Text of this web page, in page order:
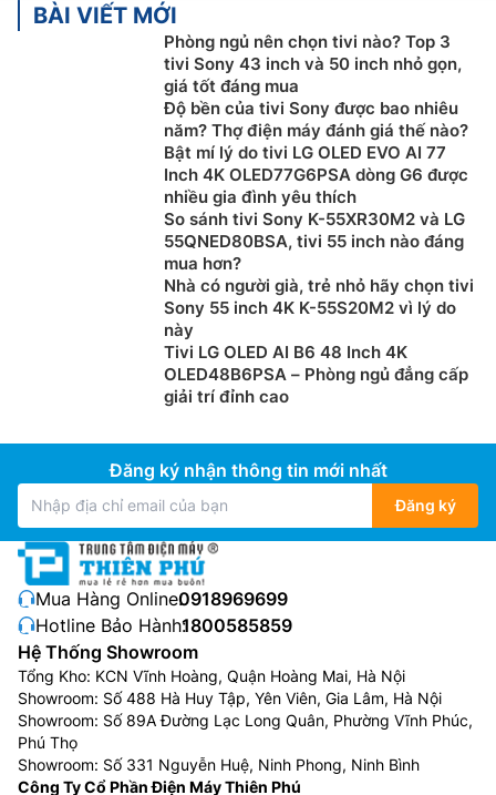
BÀI VIẾT MỚI
Phòng ngủ nên chọn tivi nào? Top 3
tivi Sony 43 inch và 50 inch nhỏ gọn,
giá tốt đáng mua
Độ bền của tivi Sony được bao nhiêu
năm? Thợ điện máy đánh giá thế nào?
Bật mí lý do tivi LG OLED EVO AI 77
Inch 4K OLED77G6PSA dòng G6 được
nhiều gia đình yêu thích
So sánh tivi Sony K-55XR30M2 và LG
55QNED80BSA, tivi 55 inch nào đáng
mua hơn?
Nhà có người già, trẻ nhỏ hãy chọn tivi
Sony 55 inch 4K K-55S20M2 vì lý do
này
Tivi LG OLED AI B6 48 Inch 4K
OLED48B6PSA – Phòng ngủ đẳng cấp
giải trí đỉnh cao
Đăng ký nhận thông tin mới nhất
Đăng ký
Mua Hàng Online:0918969699
Hotline Bảo Hành:1800585859
Hệ Thống Showroom
Tổng Kho: KCN Vĩnh Hoàng, Quận Hoàng Mai, Hà Nội
Showroom: Số 488 Hà Huy Tập, Yên Viên, Gia Lâm, Hà Nội
Showroom: Số 89A Đường Lạc Long Quân, Phường Vĩnh Phúc,
Phú Thọ
Showroom: Số 331 Nguyễn Huệ, Ninh Phong, Ninh Bình
Công Ty Cổ Phần Điện Máy Thiên Phú